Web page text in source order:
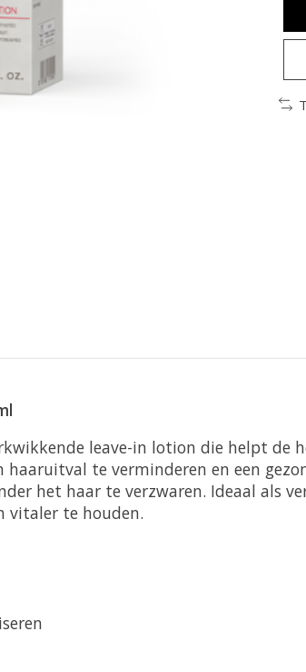
leave-in lotion die helpt de
te verminderen en een
het haar te verzwaren. Ideaal als
vitaler te houden.